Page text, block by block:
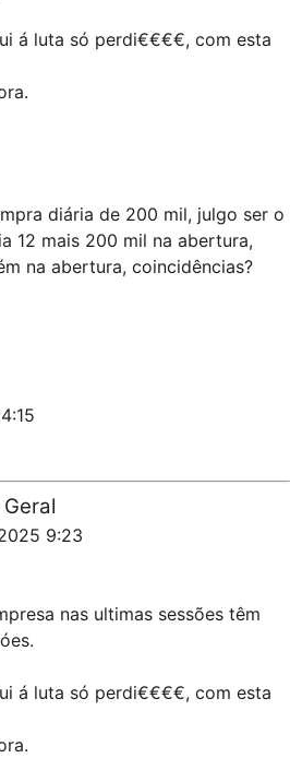
á luta só perdi€€€€, com esta
diária de 200 mil, julgo ser o
12 mais 200 mil na abertura,
na abertura, coincidências?
9:23
nas ultimas sessões têm
á luta só perdi€€€€, com esta